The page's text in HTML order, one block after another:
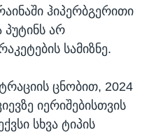
ჰიპერბგერითი
პუტინს არ
სამიზნე.
ცნობით, 2024
იერიშებისთვის
სხვა ტიპის